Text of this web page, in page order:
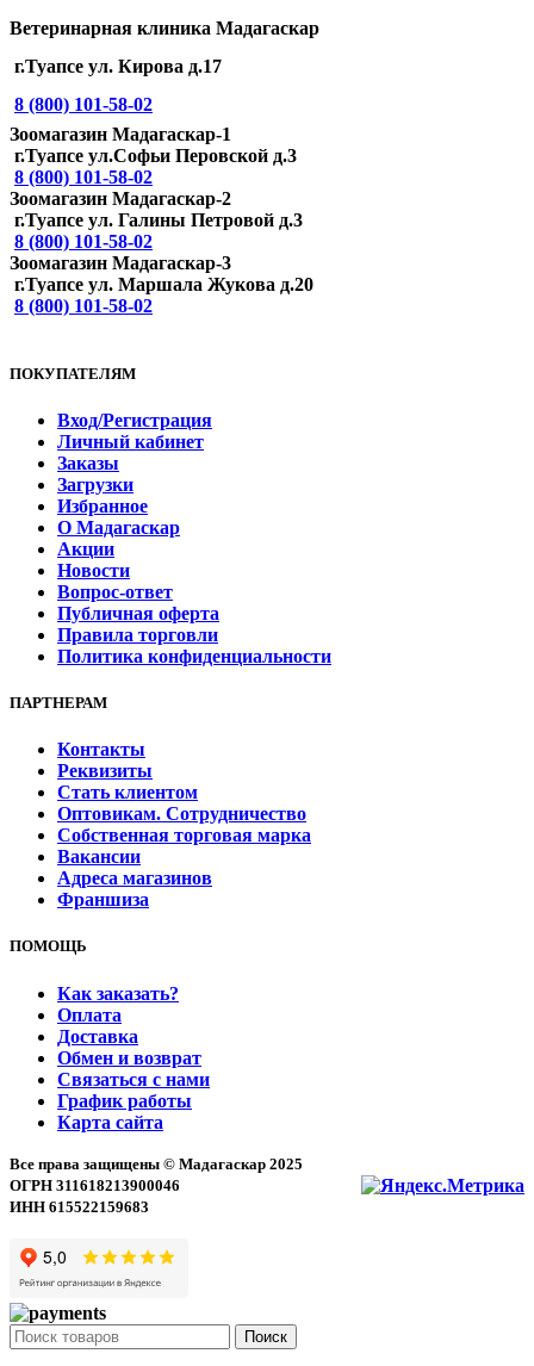
Ветеринарная клиника Мадагаскар
г.Туапсе ул. Кирова д.17
8 (800) 101-58-02
Зоомагазин Мадагаскар-1
г.Туапсе ул.Софьи Перовской д.3
8 (800) 101-58-02
Зоомагазин Мадагаскар-2
г.Туапсе ул. Галины Петровой д.3
8 (800) 101-58-02
Зоомагазин Мадагаскар-3
г.Туапсе ул. Маршала Жукова д.20
8 (800) 101-58-02
ПОКУПАТЕЛЯМ
Вход/Регистрация
Личный кабинет
Заказы
Загрузки
Избранное
О Мадагаскар
Акции
Новости
Вопрос-ответ
Публичная оферта
Правила торговли
Политика конфиденциальности
ПАРТНЕРАМ
Контакты
Реквизиты
Стать клиентом
Оптовикам. Сотрудничество
Собственная торговая марка
Вакансии
Адреса магазинов
Франшиза
ПОМОЩЬ
Как заказать?
Оплата
Доставка
Обмен и возврат
Связаться с нами
График работы
Карта сайта
Все права защищены © Мадагаскар 2025
ОГРН 311618213900046
ИНН 615522159683
Поиск